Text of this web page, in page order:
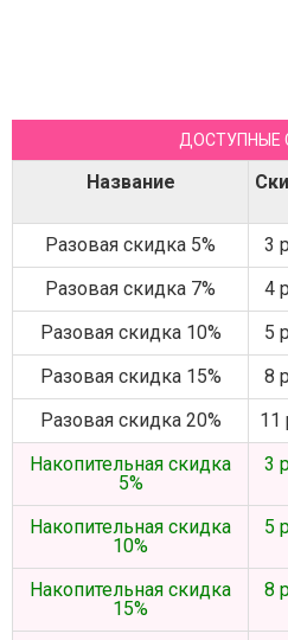
ДОСТУПНЫЕ
Название
Разовая скидка 5% 3
Разовая скидка 7%
4
Разовая скидка 10%
5
Разовая скидка 15%
8
Разовая скидка 20%
11
Накопительная скидка
5%
3
Накопительная скидка
10%
5
Накопительная скидка
15%
8